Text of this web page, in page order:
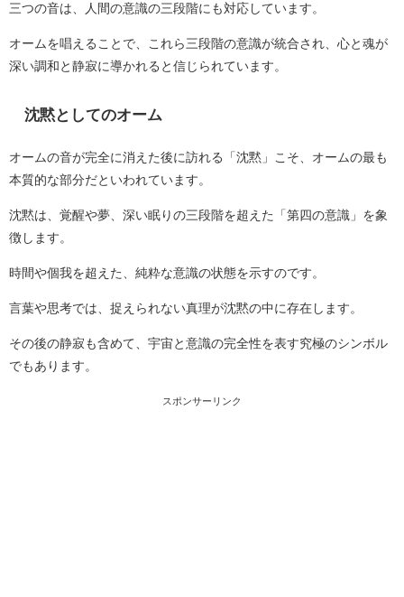
三つの音は、人間の意識の三段階にも対応しています。
オームを唱えることで、これら三段階の意識が統合され、心と魂が
深い調和と静寂に導かれると信じられています。
沈黙としてのオーム
オームの音が完全に消えた後に訪れる「沈黙」こそ、オームの最も
本質的な部分だといわれています。
沈黙は、覚醒や夢、深い眠りの三段階を超えた「第四の意識」を象
徴します。
時間や個我を超えた、純粋な意識の状態を示すのです。
言葉や思考では、捉えられない真理が沈黙の中に存在します。
その後の静寂も含めて、宇宙と意識の完全性を表す究極のシンボル
でもあります。
スポンサーリンク